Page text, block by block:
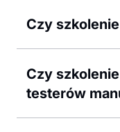
Czy
Czy
testerów